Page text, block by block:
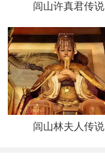
闾山许真君传说
闾山林夫人传说